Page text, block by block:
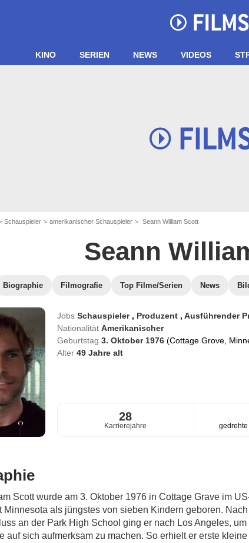
KINO SERIEN NEWS VIDEOS
Schauspieler amerikanischer Schauspieler Seann William Scott
Seann
Biographie Filmografie Top Filme/Serien News
Jobs Schauspieler , Produzent , Ausführender
Nationalität Amerikanischer
Geburtstag 3. Oktober 1976 (Cottage Grove,
Alter 49Jahre alt
28
Karrierejahre
Scott wurde am 3. Oktober 1976 in Cottage Grave im
Minnesota als jüngstes von sieben Kindern geboren.
an der Park High School ging er nach Los Angeles, um
auf sich aufmerksam zu machen. So erhielt er erste